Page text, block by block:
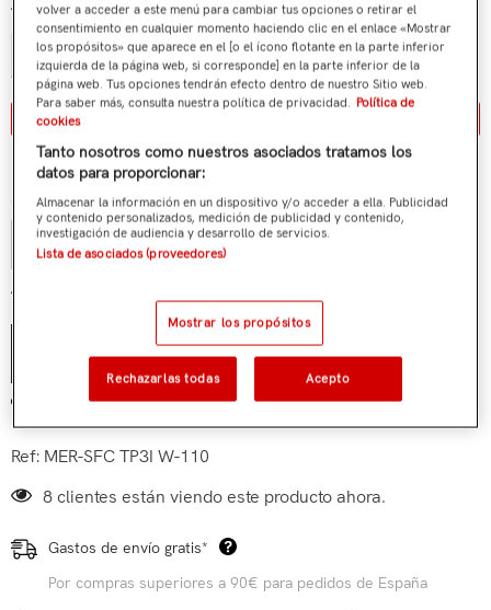
Talla:L
XS
S M L XL 2XL
¿Tienes alguna duda?
Cantidad:
Total parcial: €21,90
AÑADIR AL CARRITO
Añadir a mi lista de deseos
Ref: MER-SFC TP3I W-110
8 clientes están viendo este producto ahora.
Gastos de envío gratis*
Por compras superiores a 90€ para pedidos de España
volver a acceder a este menú para cambiar tus opciones o retirar el
consentimiento en cualquier momento haciendo clic en el enlace «Mostrar
los propósitos» que aparece en el [o el ícono flotante en la parte inferior
izquierda de la página web, si corresponde] en la parte inferior de la
página web. Tus opciones tendrán efecto dentro de nuestro Sitio web.
Para saber más, consulta nuestra política de privacidad. Política de
cookies
Tanto nosotros como nuestros asociados tratamos los
datos para proporcionar:
Almacenar la información en un dispositivo y/o acceder a ella. Publicidad
y contenido personalizados, medición de publicidad y contenido,
investigación de audiencia y desarrollo de servicios.
Lista de asociados (proveedores)
Mostrar los propósitos
Rechazarlas todas Acepto